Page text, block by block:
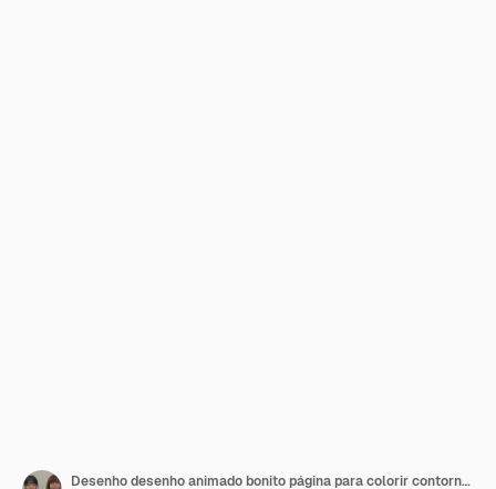
Desenho desenho animado bonito página para colorir contorno de arte de linha anime mangá kawaii crianças